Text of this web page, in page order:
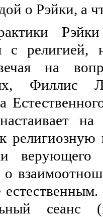
о Рэйки, а
с религией,
на
Филлис
религиозную
верующего
сеанс